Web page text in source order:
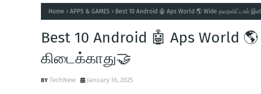
Home APPS & GAMES Best 10 Android 🤖 Aps World 🌎 Wide தவறவிட்டால்
Best 10 Android 🤖 Aps World
கிடைக்காது🤝
TechNew January 16, 2025